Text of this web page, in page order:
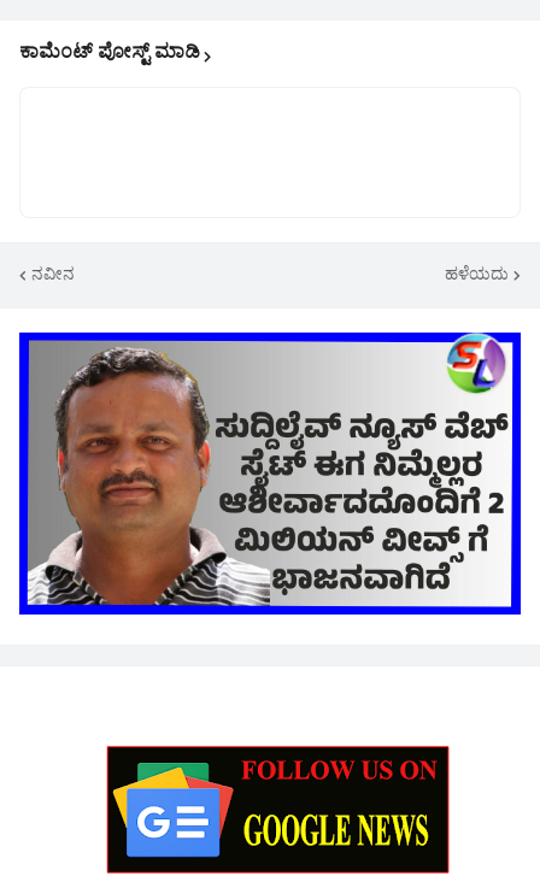
ಕಾಮೆಂಟ್‌‌ ಪೋಸ್ಟ್‌ ಮಾಡಿ
ನವೀನ ಹಳೆಯದು